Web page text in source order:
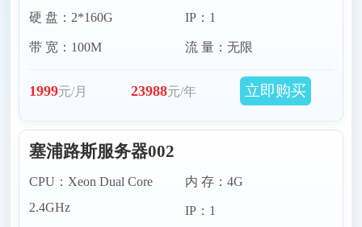
保加利亚服务器
西班牙服务器
英国伦敦服务器
硬 盘：2*160G
带 宽：100M
IP：1
流 量：无限
1999元/月 23988元/年 立即购买
塞浦路斯服务器002
CPU：Xeon Dual Core
2.4GHz
内 存：4G
IP：1